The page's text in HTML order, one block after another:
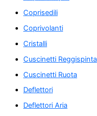
Coprisedili
Coprivolanti
Cristalli
Cuscinetti Reggispinta
Cuscinetti Ruota
Deflettori
Deflettori Aria